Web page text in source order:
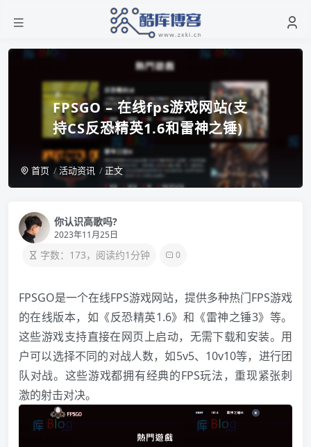
FPSGO – 在线fps游戏网站(支
持CS反恐精英1.6和雷神之锤)
首页 活动资讯 正文
你认识高歌吗?
2023年11月25日
字数：173，阅读约1分钟 0
FPSGO是一个在线FPS游戏网站，提供多种热门FPS游戏
的在线版本，如《反恐精英1.6》和《雷神之锤3》等。
这些游戏支持直接在网页上启动，无需下载和安装。用
户可以选择不同的对战人数，如5v5、10v10等，进行团
队对战。这些游戏都拥有经典的FPS玩法，重现紧张刺
激的射击对决。